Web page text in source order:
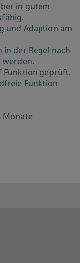
in gutem
und Adaption am
in der Regel nach
werden.
Funktion geprüft.
Funktion
Monate